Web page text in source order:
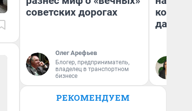
советских дорогах
Олег Арефьев
Блогер, предприниматель,
владелец в транспортном
бизнесе
даже
РЕКОМЕНДУЕМ